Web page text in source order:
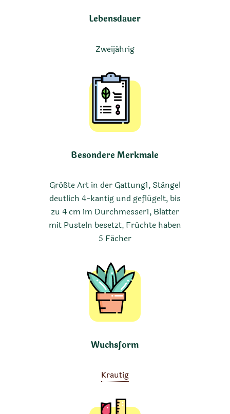
Lebensdauer
Zweijährig
Besondere Merkmale
Größte Art in der Gattung1, Stängel
deutlich 4-kantig und geflügelt, bis
zu 4 cm im Durchmesser1, Blätter
mit Pusteln besetzt, Früchte haben
5 Fächer
Wuchsform
Krautig